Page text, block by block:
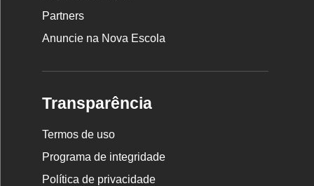
Partners
Anuncie na Nova Escola
Transparência
Termos de uso
Programa de integridade
Política de privacidade